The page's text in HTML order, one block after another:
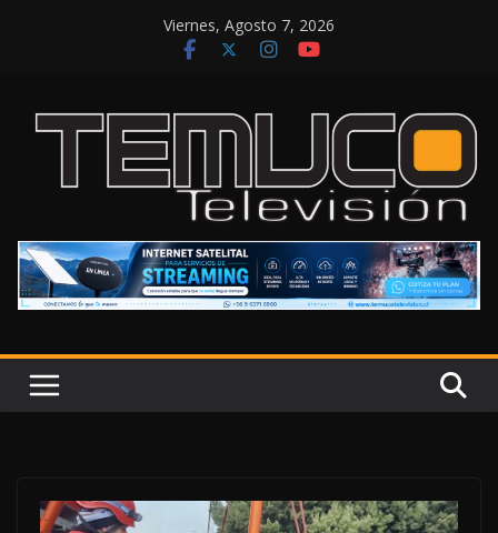
Viernes, Agosto 7, 2026